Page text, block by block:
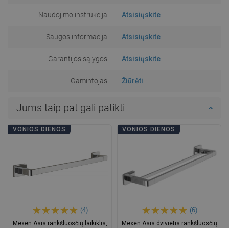
Naudojimo instrukcija Atsisiųskite
Saugos informacija Atsisiųskite
Garantijos sąlygos Atsisiųskite
Gamintojas Žiūrėti
Jums taip pat gali patikti
VONIOS DIENOS
(4)
Mexen Asis rankšluosčių laikiklis,
VONIOS DIENOS
(6)
Mexen Asis dvivietis rankšluosčių